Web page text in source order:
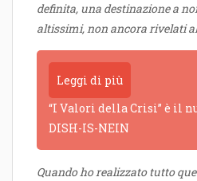
definita, una destinazione a
altissimi, non ancora rivelati
Leggi di più
“I Valori della Crisi” è il
DISH-IS-NEIN
Quando ho realizzato tutto